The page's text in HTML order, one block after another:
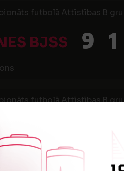
futbolā Attīstības B
BJSS 9 1
futbolā Attīstības B
BJSS